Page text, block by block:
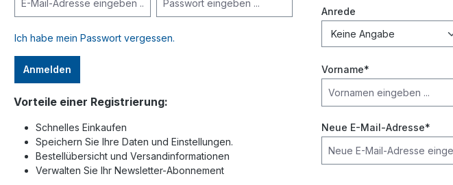
Ich habe mein Passwort vergessen.
Anmelden
Vorteile einer Registrierung:
Schnelles Einkaufen
Speichern Sie Ihre Daten und Einstellungen.
Bestellübersicht und Versandinformationen
Verwalten Sie Ihr Newsletter-Abonnement
Anrede
Vorname*
Neue E-Mail-Adresse*